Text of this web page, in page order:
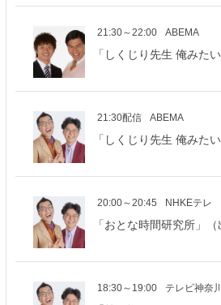
21:30～22:00 ABEMA
「しくじり先生 俺みた
21:30配信 ABEMA
「しくじり先生 俺みた
20:00～20:45 NHKEテレ
「おとな時間研究所」（
18:30～19:00 テレビ神奈川